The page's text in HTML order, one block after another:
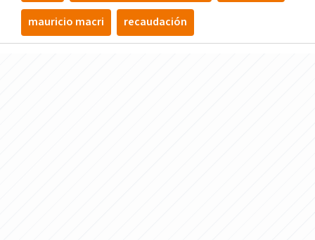
mauricio macri recaudación